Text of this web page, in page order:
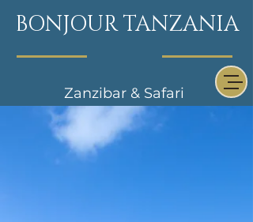
BONJOUR TANZANIA
Zanzibar & Safari